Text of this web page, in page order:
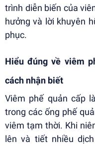
trình diễn biến của
hưởng và lời khuyên
phục.
Hiểu đúng về viêm
cách nhận biết
Viêm phế quản cấp
trong các ống phế
viêm tạm thời. Khi
lên và tiết nhiều